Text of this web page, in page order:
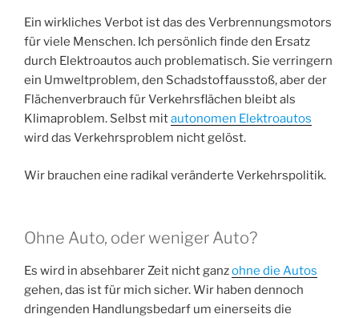
Ein wirkliches Verbot ist das des Verbrennungsmotors
für viele Menschen. Ich persönlich finde den Ersatz
durch Elektroautos auch problematisch. Sie verringern
ein Umweltproblem, den Schadstoffausstoß, aber der
Flächenverbrauch für Verkehrsflächen bleibt als
Klimaproblem. Selbst mitautonomen Elektroautos
wird das Verkehrsproblem nicht gelöst.
Wir brauchen eine radikal veränderte Verkehrspolitik.
Ohne Auto, oder weniger Auto?
Es wird in absehbarer Zeit nicht ganzohne die Autos
gehen, das ist für mich sicher. Wir haben dennoch
dringenden Handlungsbedarf um einerseits die